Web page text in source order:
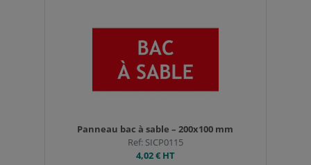
Panneau bac à sable – 200x100 mm
Ref: SICP0115
4,02 €HT